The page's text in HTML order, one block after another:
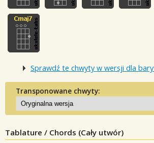
Sprawdź te chwyty w wersji dla
Transponowane chwyty:
Tablature / Chords (Cały utwór)